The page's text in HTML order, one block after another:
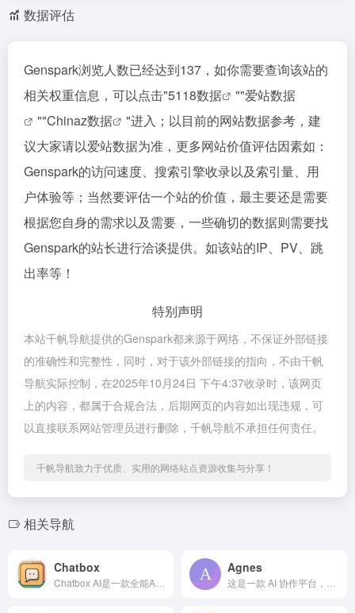
数据评估
Genspark浏览人数已经达到137，如你需要查询该站的
相关权重信息，可以点击"5118数据 ""爱站数据
""Chinaz数据
"进入；以目前的网站数据参考，建
议大家请以爱站数据为准，更多网站价值评估因素如：
Genspark的访问速度、搜索引擎收录以及索引量、用
户体验等；当然要评估一个站的价值，最主要还是需要
根据您自身的需求以及需要，一些确切的数据则需要找
Genspark的站长进行洽谈提供。如该站的IP、PV、跳
出率等！
特别声明
本站千帆导航提供的Genspark都来源于网络，不保证外部链接
的准确性和完整性，同时，对于该外部链接的指向，不由千帆
导航实际控制，在2025年10月24日 下午4:37收录时，该网页
上的内容，都属于合规合法，后期网页的内容如出现违规，可
以直接联系网站管理员进行删除，千帆导航不承担任何责任。
千帆导航致力于优质、实用的网络站点资源收集与分享！
相关导航
Chatbox Agnes